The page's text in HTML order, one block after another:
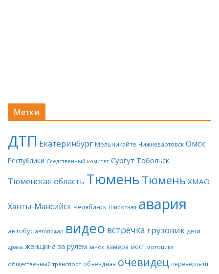
Метки
ДТП Екатеринбург Мельникайте Нижневартовск Омск
Республики Следственный комитет Сургут Тобольск
Тюменская область ТюменьТюмень ХМАО
Ханты-Мансийск Челябинск Широтная авария
автобус автопожар видео встречка грузовик дети
драка женщина за рулем занос камера мост мотоцикл
общественный транспорт объездная очевидец перевертыш